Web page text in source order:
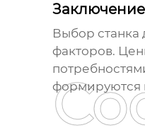
Заключение
Выбор
факторов.
формируются